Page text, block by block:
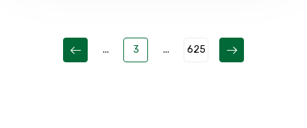
... 3 ... 625